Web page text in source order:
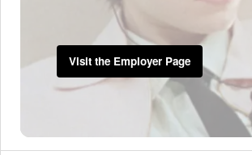
Visit the Employer Page